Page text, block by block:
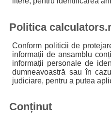
Politica
Conform politicii de
informații de ansamblu
informații personale de
dumneavoastră sau în
judiciare, pentru a putea
Conținut